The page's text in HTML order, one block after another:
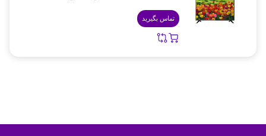
تماس بگیرید